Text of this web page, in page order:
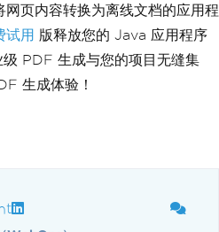
页内容转换为离线文档的应用程
试用 版释放您的 Java 应用程序
PDF 生成与您的项目无缝集
生成体验！